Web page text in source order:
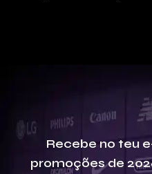
Recebe no teu
promoções de